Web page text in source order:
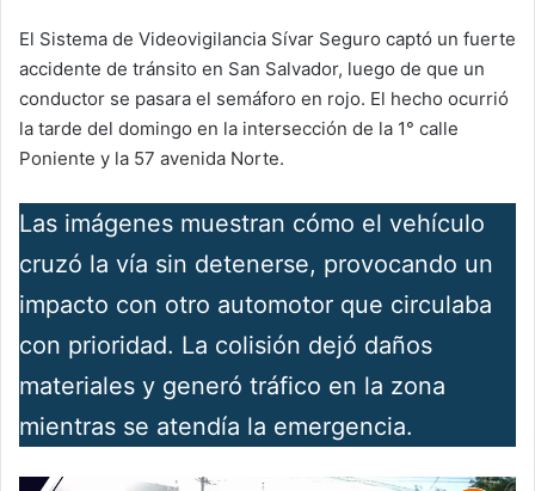
El Sistema de Videovigilancia Sívar Seguro captó un fuerte
accidente de tránsito en San Salvador, luego de que un
conductor se pasara el semáforo en rojo. El hecho ocurrió
la tarde del domingo en la intersección de la 1° calle
Poniente y la 57 avenida Norte.
Las imágenes muestran cómo el vehículo
cruzó la vía sin detenerse, provocando un
impacto con otro automotor que circulaba
con prioridad. La colisión dejó daños
materiales y generó tráfico en la zona
mientras se atendía la emergencia.